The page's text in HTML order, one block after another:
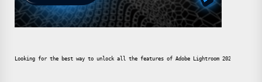
Looking for the best way to unlock all the features of Adobe Lightroom 2024?